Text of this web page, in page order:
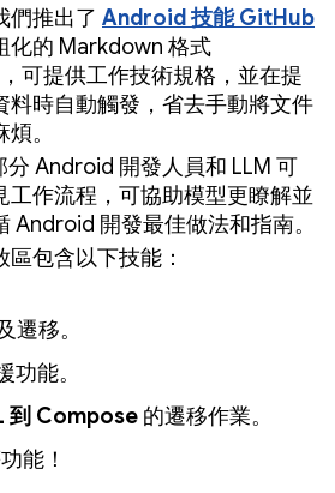
們推出了 Android 技能 GitHub
化的 Markdown 格式
可提供工作技術規格，並在提
料時自動觸發，省去手動將文件
。
Android 開發人員和 LLM 可
工作流程，可協助模型更瞭解並
Android 開發最佳做法和指南。
包含以下技能：
遷移。
功能。
到 Compose 的遷移作業。
能！